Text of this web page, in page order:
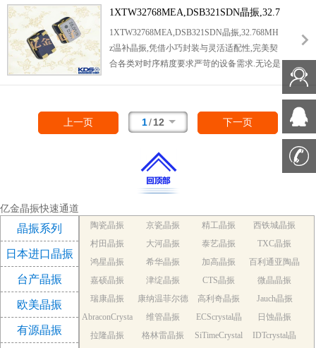
干扰能力和温度补偿性能,可在-40℃~85℃的宽
温环境下稳定工作,频率偏差控制在极低范围,
适用于物联网终端,车载电子,精密测量仪器等
高端应用领域.
1XTW32768MEA,DSB321SDN晶振,32.7
68MHz温补晶振
1XTW32768MEA,DSB321SDN晶振,32.768MH
z温补晶振,凭借小巧封装与灵活适配性,完美契
合各类对时序精度要求严苛的设备需求.无论是
能通过温补技术适应室内外温度波动,电池供电
电压变化等复杂工况.无需复杂外围补偿电路即
磁干扰与抗震性能优异,支持设备长时间连续运
行,降低多场景使用中的维护成本.
上一页 1/12 下一页
亿金晶振快速通道
晶振系列
日本进口晶振
台产晶振
欧美晶振
有源晶振
陶瓷晶振 京瓷晶振 精工晶振
西铁城晶振
村田晶振
大河晶振 泰艺晶振
TXC晶振
鸿星晶振
希华晶振 加高晶振
百利通亚陶晶
振
嘉硕晶振 津绽晶振 CTS晶振
微晶晶振
瑞康晶振
康纳温菲尔德
晶振
高利奇晶振
Jauch晶振
AbraconCrysta
l晶振
维管晶振
ECScrystal晶
振
日蚀晶振
拉隆晶振
格林雷晶振
SiTimeCrystal
IDTcrystal晶